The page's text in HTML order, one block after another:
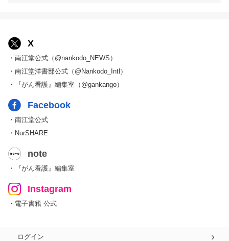
X
・南江堂公式（@nankodo_NEWS）
・南江堂洋書部公式（@Nankodo_Intl）
・『がん看護』編集室（@gankango）
Facebook
・南江堂公式
・NurSHARE
note
・『がん看護』編集室
Instagram
・電子書籍 公式
ログイン